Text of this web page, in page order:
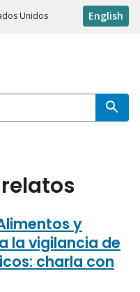
Unidos English
y
la vigilancia de
charla con